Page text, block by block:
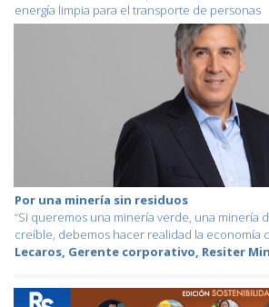
energía limpia para el transporte de personas
Por una minería sin residuos
“Si queremos una minería verde, una minería
creíble, debemos hacer realidad la economía
Lecaros, Gerente corporativo, Resiter